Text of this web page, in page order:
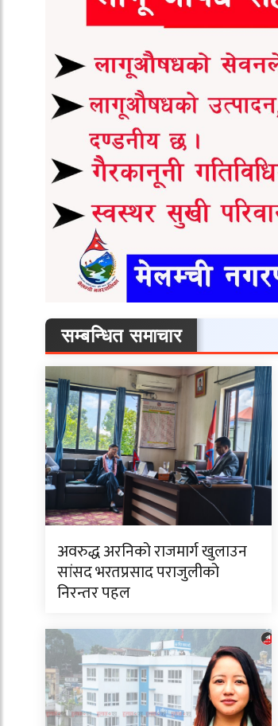
सम्बन्धित समाचार
अवरुद्ध अरनिको राजमार्ग खुलाउन
सांसद भरतप्रसाद पराजुलीको
निरन्तर पहल